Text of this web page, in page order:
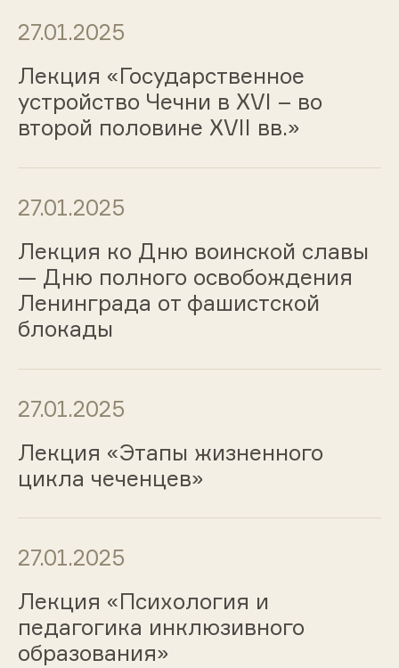
27.01.2025
Лекция «Государственное
устройство Чечни в XVI – во
второй половине XVII вв.»
27.01.2025
Лекция ко Дню воинской славы
— Дню полного освобождения
Ленинграда от фашистской
блокады
27.01.2025
Лекция «Этапы жизненного
цикла чеченцев»
27.01.2025
Лекция «Психология и
педагогика инклюзивного
образования»